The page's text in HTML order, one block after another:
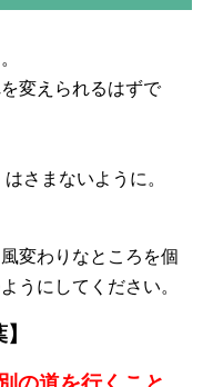
変えられるはずで
さまないように。
変わりなところを個
うにしてください。